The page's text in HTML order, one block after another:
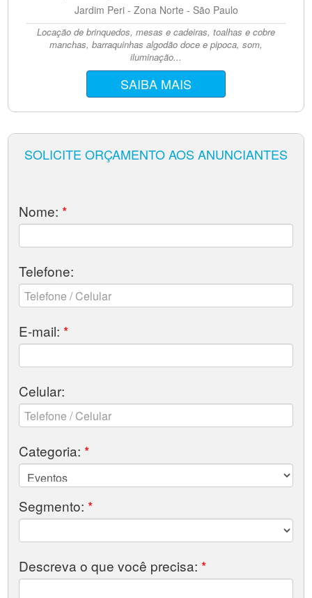
Jardim Peri - Zona Norte - São Paulo
Locação de brinquedos, mesas e cadeiras, toalhas e cobre
manchas, barraquinhas algodão doce e pipoca, som,
iluminação...
SAIBA MAIS